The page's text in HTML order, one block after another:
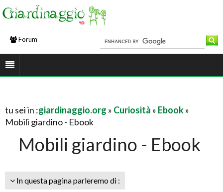
Forum
tu sei in :giardinaggio.org » Curiosità » Ebook»
Mobili giardino - Ebook
Mobili giardino - Ebook
In questa pagina parleremo di :